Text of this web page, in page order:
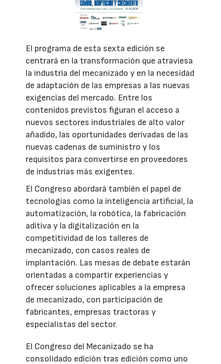
El programa de esta sexta edición se
centrará en la transformación que atraviesa
la industria del mecanizado y en la necesidad
de adaptación de las empresas a las nuevas
exigencias del mercado. Entre los
contenidos previstos figuran el acceso a
nuevos sectores industriales de alto valor
añadido, las oportunidades derivadas de las
nuevas cadenas de suministro y los
requisitos para convertirse en proveedores
de industrias más exigentes.
El Congreso abordará también el papel de
tecnologías como la inteligencia artificial, la
automatización, la robótica, la fabricación
aditiva y la digitalización en la
competitividad de los talleres de
mecanizado, con casos reales de
implantación. Las mesas de debate estarán
orientadas a compartir experiencias y
ofrecer soluciones aplicables a la empresa
de mecanizado, con participación de
fabricantes, empresas tractoras y
especialistas del sector.
El Congreso del Mecanizado se ha
consolidado edición tras edición como uno